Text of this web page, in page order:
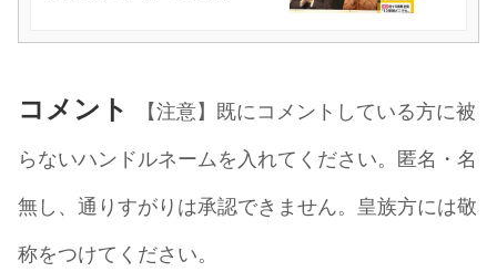
コメント
【注意】既にコメントしている方に被
らないハンドルネームを入れてください。匿名・名
無し、通りすがりは承認できません。皇族方には敬
称をつけてください。